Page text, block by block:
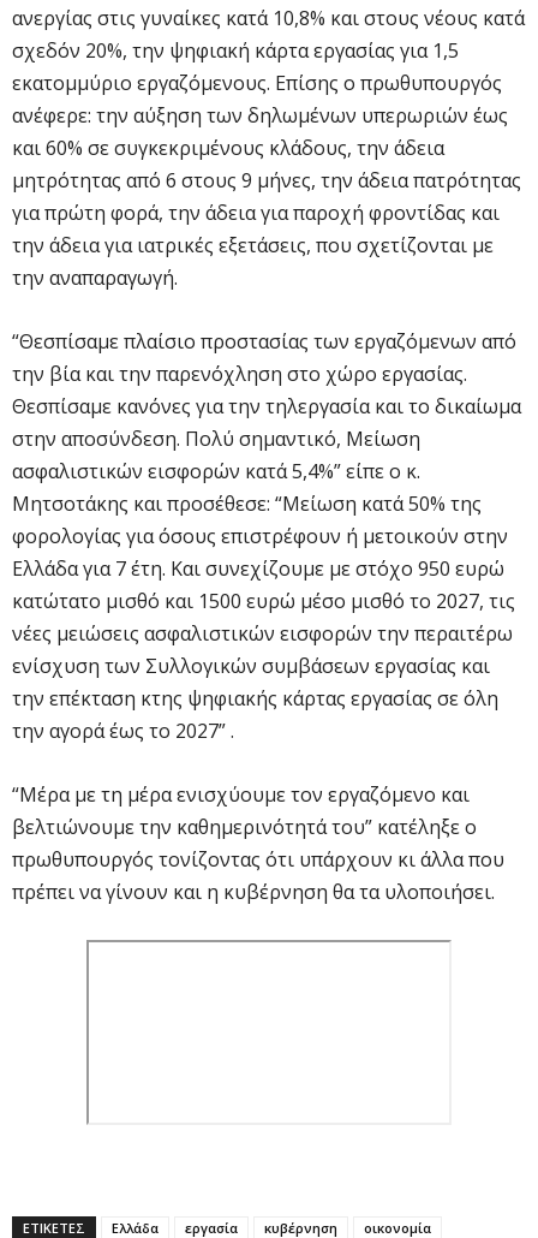
ανεργίας στις γυναίκες κατά 10,8% και στους νέους κατά
σχεδόν 20%, την ψηφιακή κάρτα εργασίας για 1,5
εκατομμύριο εργαζόμενους. Επίσης ο πρωθυπουργός
ανέφερε: την αύξηση των δηλωμένων υπερωριών έως
και 60% σε συγκεκριμένους κλάδους, την άδεια
μητρότητας από 6 στους 9 μήνες, την άδεια πατρότητας
για πρώτη φορά, την άδεια για παροχή φροντίδας και
την άδεια για ιατρικές εξετάσεις, που σχετίζονται με
την αναπαραγωγή.
“Θεσπίσαμε πλαίσιο προστασίας των εργαζόμενων από
την βία και την παρενόχληση στο χώρο εργασίας.
Θεσπίσαμε κανόνες για την τηλεργασία και το δικαίωμα
στην αποσύνδεση. Πολύ σημαντικό, Μείωση
ασφαλιστικών εισφορών κατά 5,4%” είπε ο κ.
Μητσοτάκης και προσέθεσε: “Μείωση κατά 50% της
φορολογίας για όσους επιστρέφουν ή μετοικούν στην
Ελλάδα για 7 έτη. Και συνεχίζουμε με στόχο 950 ευρώ
κατώτατο μισθό και 1500 ευρώ μέσο μισθό το 2027, τις
νέες μειώσεις ασφαλιστικών εισφορών την περαιτέρω
ενίσχυση των Συλλογικών συμβάσεων εργασίας και
την επέκταση κτης ψηφιακής κάρτας εργασίας σε όλη
την αγορά έως το 2027” .
“Μέρα με τη μέρα ενισχύουμε τον εργαζόμενο και
βελτιώνουμε την καθημερινότητά του” κατέληξε ο
πρωθυπουργός τονίζοντας ότι υπάρχουν κι άλλα που
πρέπει να γίνουν και η κυβέρνηση θα τα υλοποιήσει.
ΕΤΙΚΕΤΕΣ Ελλάδα εργασία κυβέρνηση
οικονομία